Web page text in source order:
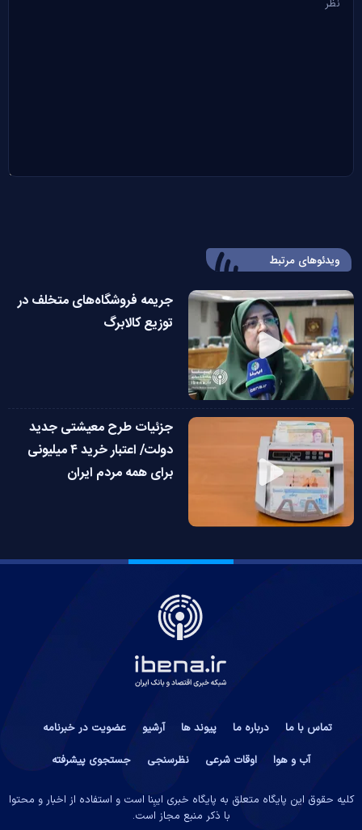
ویدئوهای مرتبط
جریمه فروشگاه‌های متخلف در
توزیع کالابرگ
جزئیات طرح معیشتی جدید
دولت/ اعتبار خرید ۴ میلیونی
برای همه مردم ایران
تماس با ما درباره ما پیوند ها آرشیو
عضویت در خبرنامه
آب و هوا
اوقات شرعی نظرسنجی جستجوی پیشرفته
کلیه حقوق این پایگاه متعلق به پایگاه خبری ایبِنا است و استفاده از اخبار و محتوا
با ذکر منبع مجاز است.